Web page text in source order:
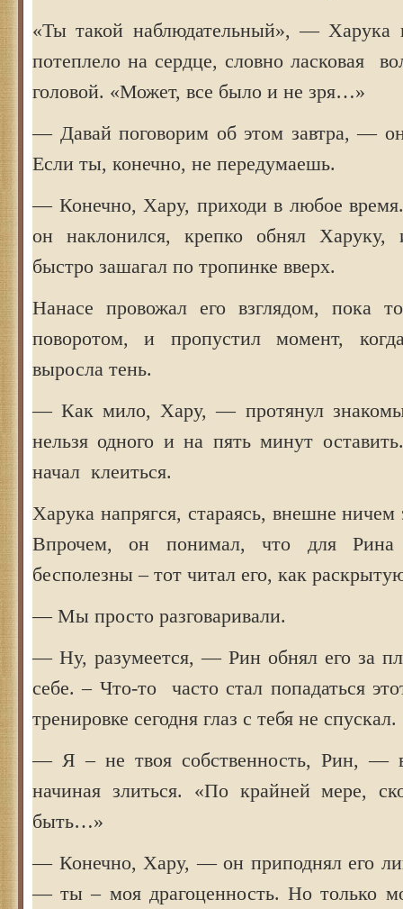
«Ты такой наблюдательный», — Харука
потеплело на сердце, словно ласковая
головой. «Может, все было и не зря…»
— Давай поговорим об этом завтра, —
Если ты, конечно, не передумаешь.
— Конечно, Хару, приходи в любое
он наклонился, крепко обнял Харуку,
быстро зашагал по тропинке вверх.
Нанасе провожал его взглядом, пока
поворотом, и пропустил момент,
выросла тень.
— Как мило, Хару, — протянул
нельзя одного и на пять минут
начал клеиться.
Харука напрягся, стараясь, внешне ничем
Впрочем, он понимал, что для Рина
бесполезны – тот читал его, как
— Мы просто разговаривали.
— Ну, разумеется, — Рин обнял его за
себе. – Что-то часто стал попадаться
тренировке сегодня глаз с тебя не спускал.
— Я – не твоя собственность, Рин, —
начиная злиться. «По крайней мере,
быть…»
— Конечно, Хару, — он приподнял его
— ты – моя драгоценность. Но только